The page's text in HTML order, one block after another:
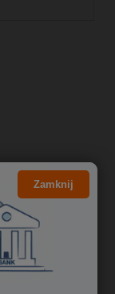
Zamknij